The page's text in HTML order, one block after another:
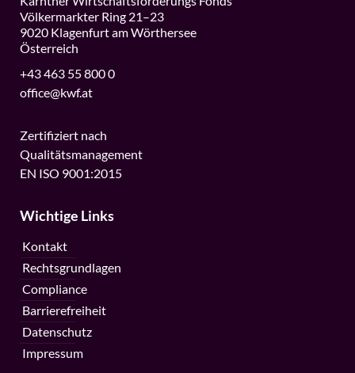
Völkermarkter Ring 21–23
9020 Klagenfurt am Wörthersee
Österreich
+43 463 55 800 0
office@kwf.at
Zertifiziert nach
Qualitätsmanagement
EN ISO 9001:2015
Wichtige Links
Kontakt
Rechtsgrundlagen
Compliance
Barrierefreiheit
Datenschutz
Impressum